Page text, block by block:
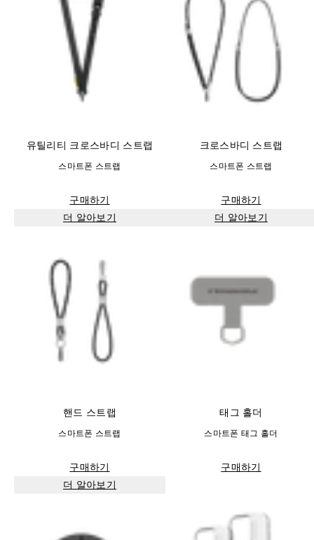
유틸리티 크로스바디 스트랩
스마트폰 스트랩
구매하기
더 알아보기
크로스바디 스트랩
스마트폰 스트랩
구매하기
더 알아보기
핸드 스트랩
스마트폰 스트랩
구매하기
더 알아보기
태그 홀더
스마트폰 태그 홀더
구매하기